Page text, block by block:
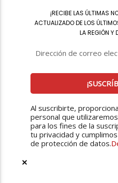
¡RECIBE LAS ÚLTIMAS
ACTUALIZADO DE LOS
LA REGIÓN Y
Al suscribirte,
personal que
para los fines de la
tu privacidad y
de protección de datos.